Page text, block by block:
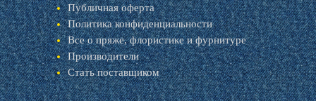
Публичная оферта
Политика конфиденциальности
Все о пряже, флористике и фурнитуре
Производители
Стать поставщиком